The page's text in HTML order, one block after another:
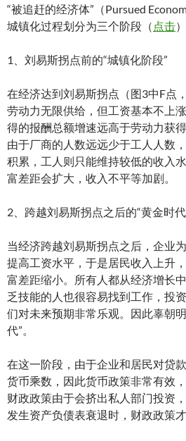
“被追赶的经济体”（Pursued
城镇化过程划分为三个阶段（ 点击
1、刘易斯拐点前的“城镇化阶段”
在经济达到刘易斯拐点（图3中F点
劳动力无限供给，但工资基本不上
得的报酬总额增速远高于劳动力获
由于厂商的人数远远少于工人人数
积累，工人则只能维持较低的收入
富差距会扩大，收入不平等加剧。
2、跨越刘易斯拐点之后的“黄金时代
当经济跨越刘易斯拐点之后，企业
提高工资水平，于是居民收入上升
富差距缩小。所有人都从经济增长
乏技能的人也很容易找到工作，投
们对未来预期非常乐观。因此辜朝
代”。
在这一阶段，由于企业和居民对贷
货币乘数，因此货币政策非常有效
财政政策由于会挤出私人部门投资
发生资产负债表衰退时，财政政策